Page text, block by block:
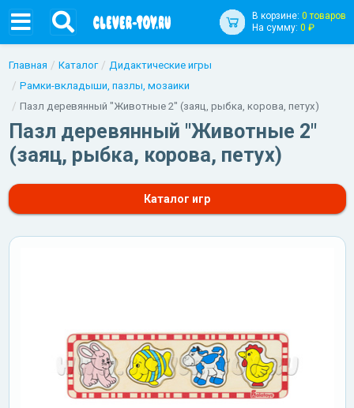
В корзине: 0 товаров
На сумму: 0 ₽
Главная Каталог
Дидактические игры
Рамки-вкладыши, пазлы, мозаики
Пазл деревянный "Животные 2" (заяц, рыбка, корова, петух)
Пазл деревянный "Животные 2"
(заяц, рыбка, корова, петух)
Каталог игр